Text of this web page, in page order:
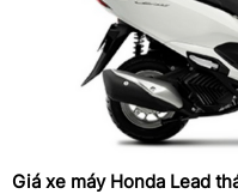
Giá xe máy Honda Lead